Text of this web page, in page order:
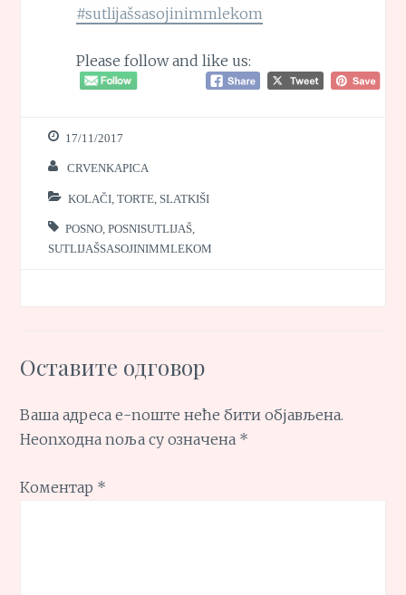
#sutlijašsasojinimmlekom
Please follow and like us:
17/11/2017
CRVENKAPICA
KOLAČI, TORTE, SLATKIŠI
POSNO ,POSNISUTLIJAŠ
SUTLIJAŠSASOJINIMMLEKOM
Оставите одговор
Ваша адреса е-поште неће бити објављена.
Неопходна поља су означена *
Коментар *